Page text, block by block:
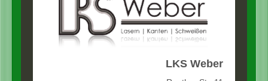
LKS Weber